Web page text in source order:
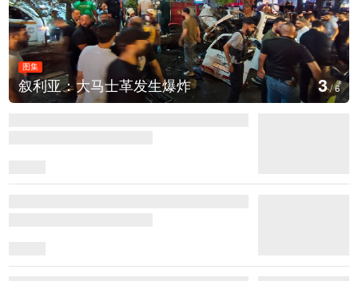
图集
云南弥勒：欢庆火把节 4/6